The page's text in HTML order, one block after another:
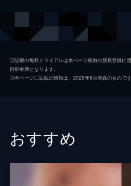
◎記載の無料トライアルは本ページ経由の新規登録に
自動更新となります。
◎本ページに記載の情報は、2026年8月現在のものです
おすすめ